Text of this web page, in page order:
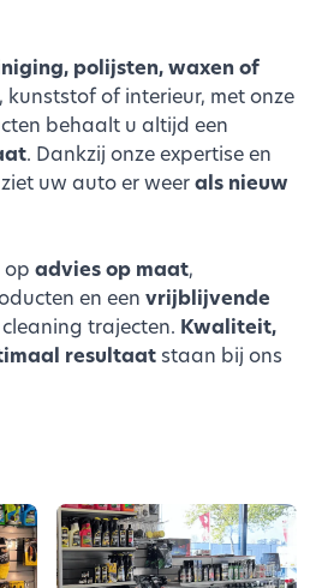
polijsten, waxen of
kunststof of interieur, met onze
behaalt u altijd een
. Dankzij onze expertise en
uw auto er weerals nieuw
op advies op maat,
en een vrijblijvende
trajecten. Kwaliteit,
resultaat staan bij ons